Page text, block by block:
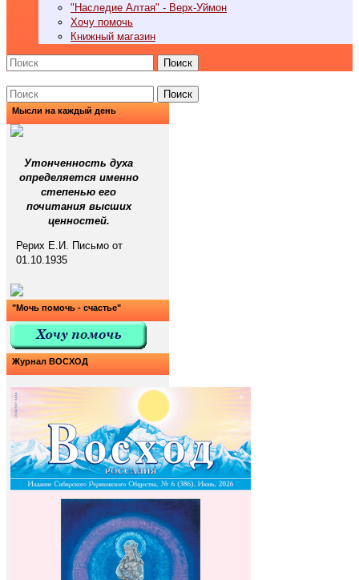
"Наследие Алтая" - Верх-Уймон
Хочу помочь
Книжный магазин
Поиск
Поиск
Мысли на каждый день
Утонченность духа
определяется именно
степенью его
почитания высших
ценностей.
Рерих Е.И. Письмо от
01.10.1935
"Мочь помочь - счастье"
Журнал ВОСХОД